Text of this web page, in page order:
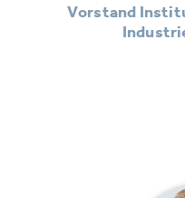
Vorstand